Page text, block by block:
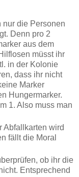
nur die Personen
Denn pro 2
aus dem
müsst ihr
in der Kolonie
dass ihr nicht
Marker
Hungermarker.
1. Also muss man
Abfallkarten wird
fällt die Moral
ob ihr die
Entsprechend